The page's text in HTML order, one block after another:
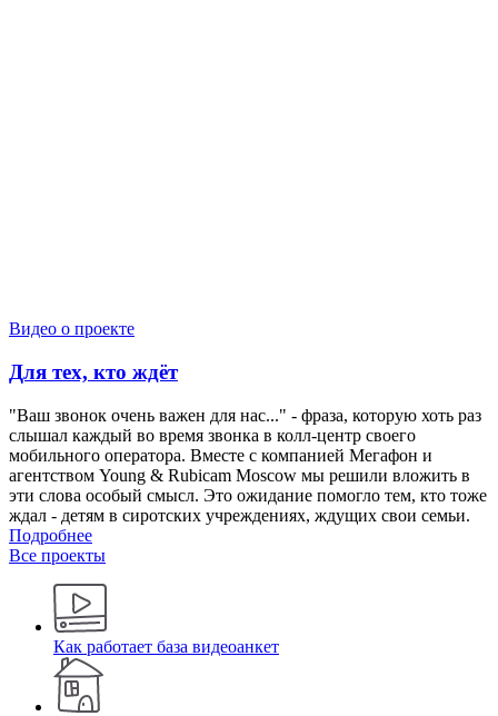
Видео о проекте
Для тех, кто ждёт
"Ваш звонок очень важен для нас..." - фраза, которую хоть раз
слышал каждый во время звонка в колл-центр своего
мобильного оператора. Вместе с компанией Мегафон и
агентством Young & Rubicam Moscow мы решили вложить в
эти слова особый смысл. Это ожидание помогло тем, кто тоже
ждал - детям в сиротских учреждениях, ждущих свои семьи.
Подробнее
Все проекты
Как работает база видеоанкет